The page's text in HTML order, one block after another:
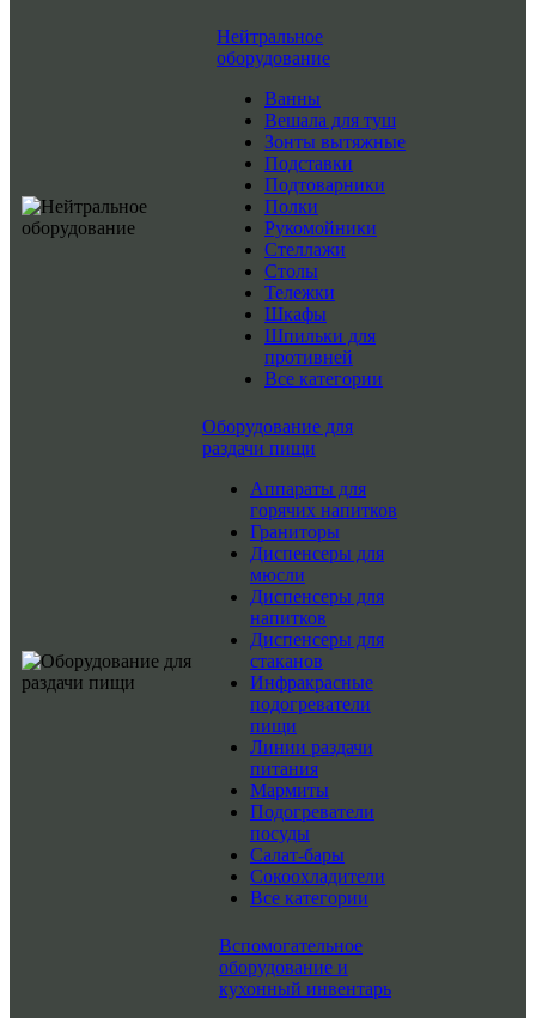
Нейтральное
оборудование
Ванны
Вешала для туш
Зонты вытяжные
Подставки
Подтоварники
Полки
Рукомойники
Стеллажи
Столы
Тележки
Шкафы
Шпильки для
противней
Все категории
Оборудование для
раздачи пищи
Аппараты для
горячих напитков
Граниторы
Диспенсеры для
мюсли
Диспенсеры для
напитков
Диспенсеры для
стаканов
Инфракрасные
подогреватели
пищи
Линии раздачи
питания
Мармиты
Подогреватели
посуды
Салат-бары
Сокоохладители
Все категории
Вспомогательное
оборудование и
кухонный инвентарь